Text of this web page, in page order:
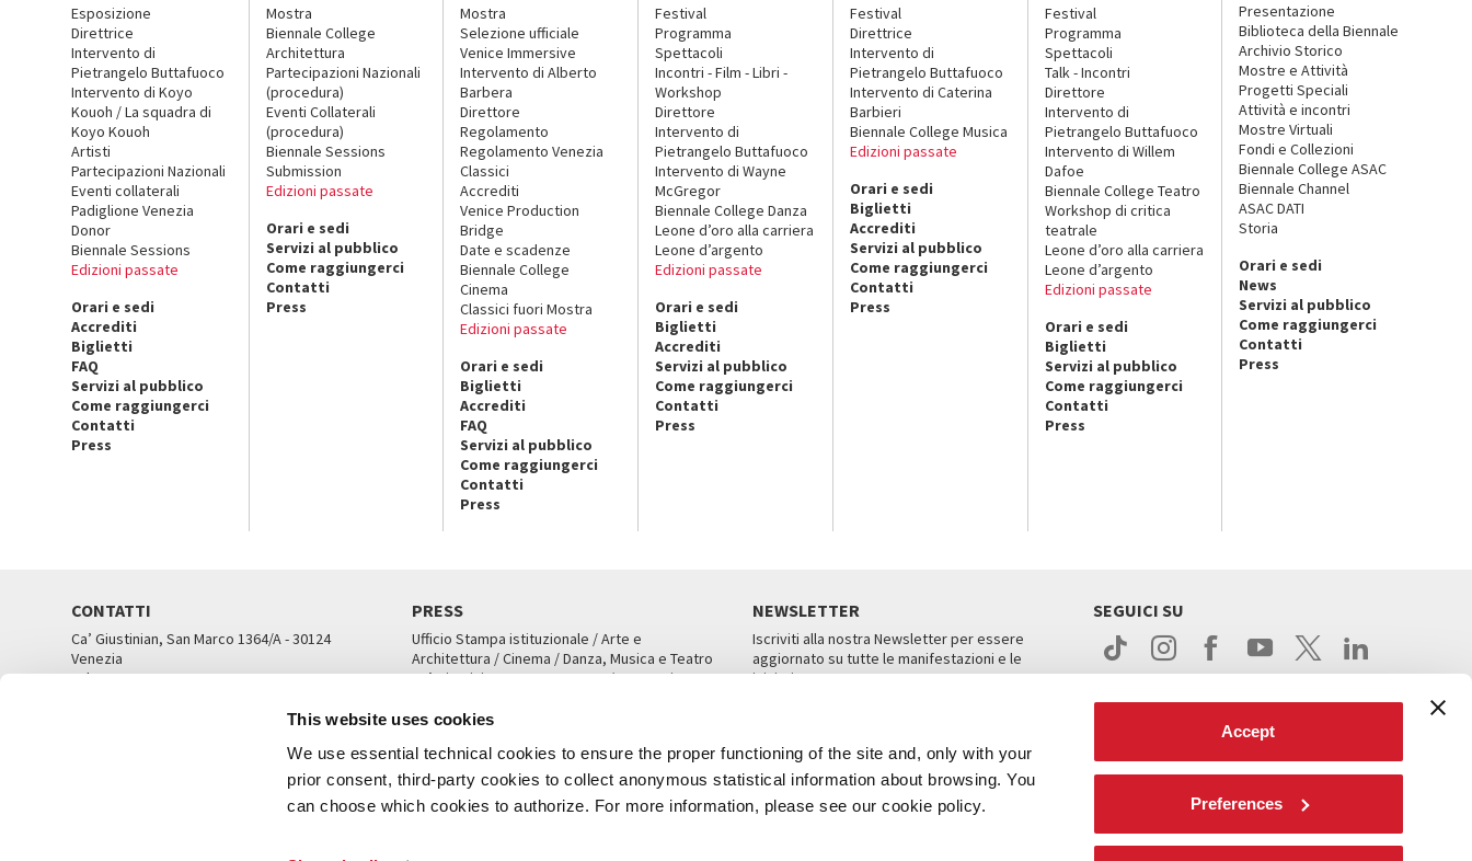
This website uses cookies
We use essential technical cookies to ensure the proper functioning of the site and, only with your
prior consent, third-party cookies to collect anonymous statistical information about browsing. You
can choose which cookies to authorize. For more information, please see our cookie policy.
Accept
Preferences
Esposizione
Direttrice
Intervento di
Pietrangelo Buttafuoco
Intervento di Koyo
Kouoh / La squadra di
Koyo Kouoh
Artisti
Partecipazioni Nazionali
Eventi collaterali
Padiglione Venezia
Donor
Biennale Sessions
Edizioni passate
Orari e sedi
Accrediti
Biglietti
FAQ
Servizi al pubblico
Come raggiungerci
Contatti
Press
Mostra
Biennale College
Architettura
Partecipazioni Nazionali
(procedura)
Eventi Collaterali
(procedura)
Biennale Sessions
Submission
Edizioni passate
Orari e sedi
Servizi al pubblico
Come raggiungerci
Contatti
Press
Mostra
Selezione ufficiale
Venice Immersive
Intervento di Alberto
Barbera
Direttore
Regolamento
Regolamento Venezia
Classici
Accrediti
Venice Production
Bridge
Date e scadenze
Biennale College
Cinema
Classici fuori Mostra
Edizioni passate
Orari e sedi
Biglietti
Accrediti
FAQ
Servizi al pubblico
Come raggiungerci
Contatti
Press
Festival
Programma
Spettacoli
Incontri - Film - Libri -
Workshop
Direttore
Intervento di
Pietrangelo Buttafuoco
Intervento di Wayne
McGregor
Biennale College Danza
Leone d’oro alla carriera
Leone d’argento
Edizioni passate
Orari e sedi
Biglietti
Accrediti
Servizi al pubblico
Come raggiungerci
Contatti
Press
Festival
Direttrice
Intervento di
Pietrangelo Buttafuoco
Intervento di Caterina
Barbieri
Biennale College Musica
Edizioni passate
Orari e sedi
Biglietti
Accrediti
Servizi al pubblico
Come raggiungerci
Contatti
Press
Festival
Programma
Spettacoli
Talk - Incontri
Direttore
Intervento di
Pietrangelo Buttafuoco
Intervento di Willem
Dafoe
Biennale College Teatro
Workshop di critica
teatrale
Leone d’oro alla carriera
Leone d’argento
Edizioni passate
Orari e sedi
Biglietti
Servizi al pubblico
Come raggiungerci
Contatti
Press
Presentazione
Biblioteca della Biennale
Archivio Storico
Mostre e Attività
Progetti Speciali
Attività e incontri
Mostre Virtuali
Fondi e Collezioni
Biennale College ASAC
Biennale Channel
ASAC DATI
Storia
Orari e sedi
News
Servizi al pubblico
Come raggiungerci
Contatti
Press
CONTATTI
Ca’ Giustinian, San Marco 1364/A - 30124
Venezia
Tel. 041 5218711
PRESS
Ufficio Stampa istituzionale / Arte e
Architettura / Cinema / Danza, Musica e Teatro
Ca’ Giustinian, San Marco 1364/A, Venezia
UFFICI STAMPA
NEWSLETTER
Iscriviti alla nostra Newsletter per essere
aggiornato su tutte le manifestazioni e le
iniziative.
SEGUICI SU